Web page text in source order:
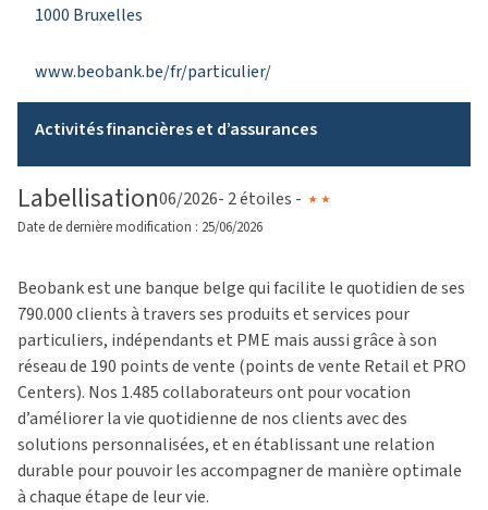
1000 Bruxelles
www.beobank.be/fr/particulier/
Activités financières et d’assurances
Labellisation06/2026- 2 étoiles -
Date de dernière modification : 25/06/2026
Beobankest une banque belge qui facilite le quotidien de ses
790.000 clients à travers ses produits et services pour
particuliers, indépendants et PME mais aussi grâce à son
réseau de 190 points de vente (points de vente Retailet PRO
Centers). Nos 1.485 collaborateurs ont pour vocation
d’améliorer la vie quotidienne de nos clients avec des
solutions personnalisées, et en établissant une relation
durable pour pouvoir les accompagner de manière optimale
à chaque étape de leur vie.